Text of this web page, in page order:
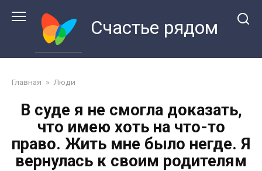
Счастье рядом
Главная » Люди
В суде я не смогла доказать,
что имею хоть на что-то
право. Жить мне было негде. Я
вернулась к своим родителям